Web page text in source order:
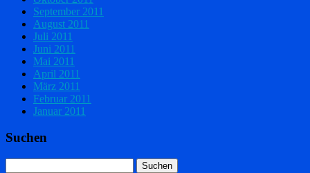
September 2011
August 2011
Juli 2011
Juni 2011
Mai 2011
April 2011
März 2011
Februar 2011
Januar 2011
Suchen